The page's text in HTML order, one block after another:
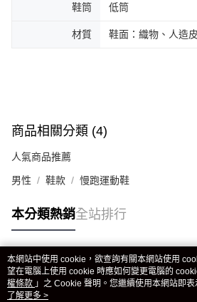
鞋筒 低筒
材質 鞋面：織物、人造
商品相關分類 (4)
人氣商品推薦
男性 鞋款 慢跑運動鞋
本分類熱銷全站排行
熱門標籤
本網站中使用 cookie，欲查詢有關本網站使用
望在電腦上使用 cookie 時應如何變更電腦的
權條款 」之 Cookie 聲明。您繼續使用本網站即
用條款之 Cookie 聲明使用 cookie。
了解更多 >